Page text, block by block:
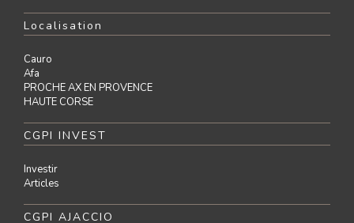
Localisation
Cauro
Afa
PROCHE AX EN PROVENCE
HAUTE CORSE
CGPI INVEST
Investir
Articles
CGPI AJACCIO